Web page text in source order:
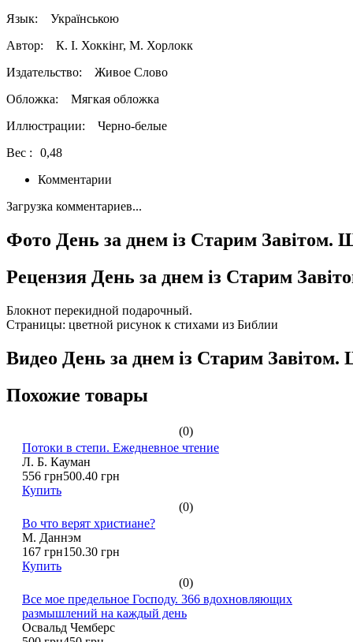
Язык: Українською
Автор:
К. І. Хоккінг, М. Хорлокк
Издательство:
Живое Слово
Обложка: Мягкая обложка
Иллюстрации: Черно-белые
Вес :
0,48
Комментарии
Загрузка комментариев...
Фото День за днем із Старим Завітом.
Рецензия День за днем із Старим
Блокнот перекидной подарочный.
Страницы: цветной рисунок к стихами из Библии
Видео День за днем із Старим Завітом.
Похожие товары
(0)
Потоки в степи. Ежедневное чтение
Л. Б. Кауман
556 грн500.40 грн
Купить
(0)
Во что верят христиане?
М. Даннэм
167 грн150.30 грн
Купить
(0)
Все мое предельное Господу. 366 вдохновляющих
размышлений на каждый день
Освальд Чемберс